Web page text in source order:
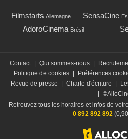
Filmstarts Allemagne SensaCine
AdoroCinema Brésil
Contact Qui sommes-nous
Politique de cookies
Préférences
Revue de presse
Charte d'écriture
Retrouvez tous les horaires et infos de
0 892 892 892